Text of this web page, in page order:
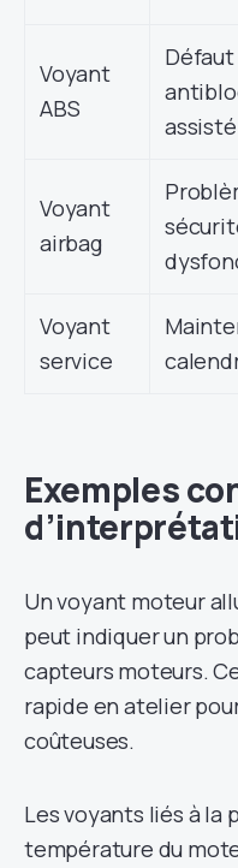
Voyant
ABS
Voyant
airbag
Voyant
service
Exemples
Un voyant moteur
peut indiquer un
capteurs moteurs.
rapide en atelier
coûteuses.
Les voyants liés à la
température du